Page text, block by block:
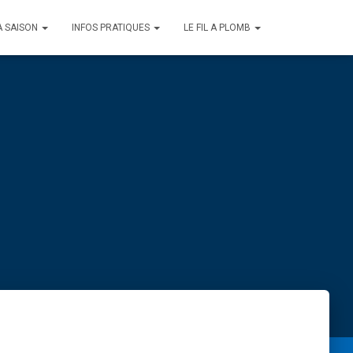
SAISON INFOS PRATIQUES LE FIL A PLOMB